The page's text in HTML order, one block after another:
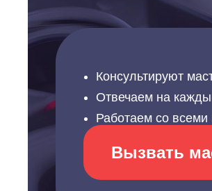
Консультируют
Отвечаем на
Работаем со всеми
Вызвать